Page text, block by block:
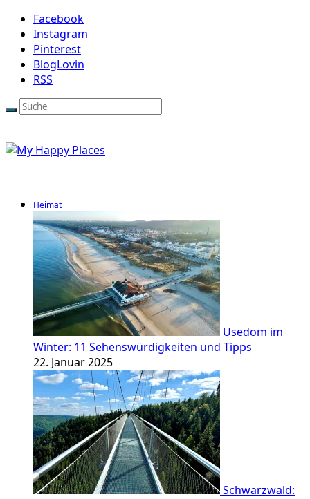
Facebook
Instagram
Pinterest
BlogLovin
RSS
Heimat
Usedom im
Winter: 11 Sehenswürdigkeiten und Tipps
22. Januar 2025
Schwarzwald: